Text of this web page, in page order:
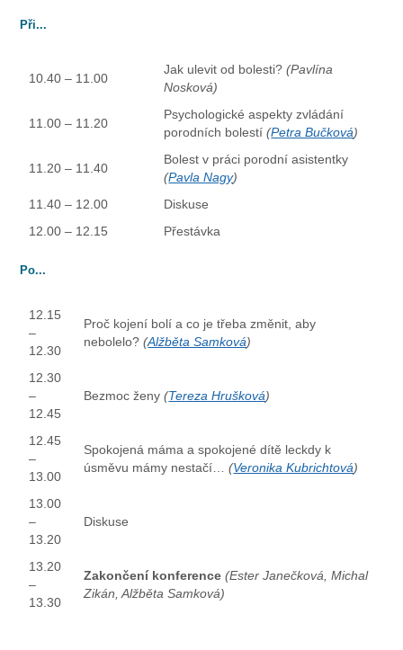
Při...
10.40 – 11.00
Jak ulevit od bolesti?(Pavlína
Nosková)
11.00 – 11.20
Psychologické aspekty zvládání
porodních bolestí(Petra Bučková)
11.20 – 11.40
Bolest v práci porodní asistentky
(Pavla Nagy)
11.40 – 12.00
Diskuse
12.00 – 12.15
Přestávka
Po...
12.15
–
12.30
Proč kojení bolí a co je třeba změnit, aby
nebolelo?(Alžběta Samková)
12.30
–
12.45
Bezmoc ženy(Tereza Hrušková)
12.45
–
13.00
Spokojená máma a spokojené dítě leckdy k
úsměvu mámy nestačí…(Veronika Kubrichtová)
13.00
–
13.20
Diskuse
13.20
–
13.30
Zakončení konference (Ester Janečková, Michal
Zikán, Alžběta Samková)